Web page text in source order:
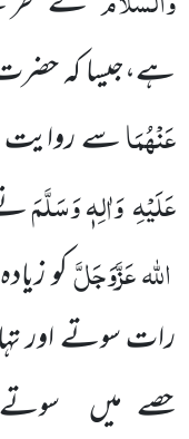
ہے،جیسا کہ
عَنْہُمَاسے
عَلَیْہِوَاٰلِہٖ وَسَلَّمَ
اللّٰہعَزَّوَجَلَّکو
رات سوتے اور
حصے میں